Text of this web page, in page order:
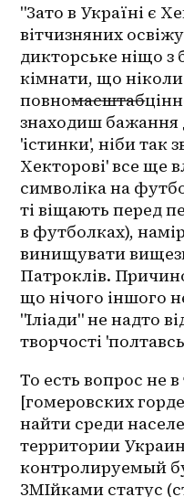
"Зато в Україні є
вітчизняних
дикторське ніщо з
кімнати, що ніколи
повномасштаб
знаходиш бажання
'істинки', ніби так
Хекторові' все ще
символіка на
ті віщають перед
в футболках), намір
винищувати
Патроклів.
що нічого іншого
"Іліади" не надто
творчості
То есть вопрос не
[гомеровских
найти среди
территории
контролируемый
ЗМІйками статус